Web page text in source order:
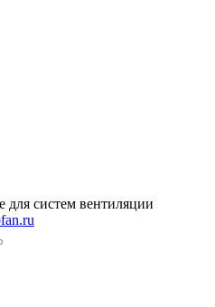
систем вентиляции